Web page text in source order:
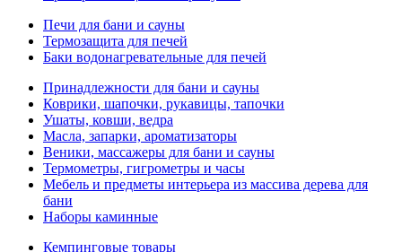
Печи для бани и сауны
Термозащита для печей
Баки водонагревательные для печей
Принадлежности для бани и сауны
Коврики, шапочки, рукавицы, тапочки
Ушаты, ковши, ведра
Масла, запарки, ароматизаторы
Веники, массажеры для бани и сауны
Термометры, гигрометры и часы
Мебель и предметы интерьера из массива дерева для
бани
Наборы каминные
Кемпинговые товары